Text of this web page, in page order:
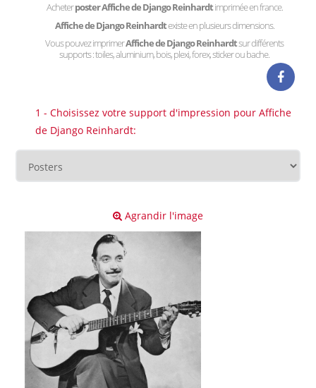
Acheterposter Affiche de Django Reinhardtimprimée en france.
Affiche de Django Reinhardtexiste en plusieurs dimensions.
Vous pouvez imprimerAffiche de Django Reinhardtsur différents
supports : toiles, aluminium, bois, plexi, forex, sticker ou bache.
1 - Choisissez votre support d'impression pour Affiche
de Django Reinhardt:
Agrandir l'image